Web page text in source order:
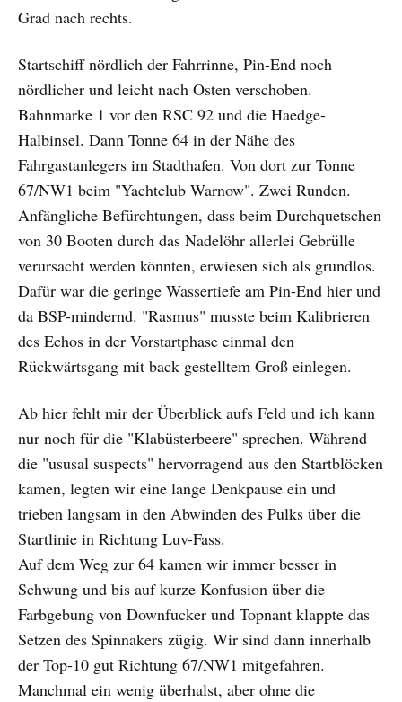
Grad nach rechts.
Startschiff nördlich der Fahrrinne, Pin-End noch
nördlicher und leicht nach Osten verschoben.
Bahnmarke 1 vor den RSC 92 und die Haedge-
Halbinsel. Dann Tonne 64 in der Nähe des
Fahrgastanlegers im Stadthafen. Von dort zur Tonne
67/NW1 beim "Yachtclub Warnow". Zwei Runden.
Anfängliche Befürchtungen, dass beim Durchquetschen
von 30 Booten durch das Nadelöhr allerlei Gebrülle
verursacht werden könnten, erwiesen sich als grundlos.
Dafür war die geringe Wassertiefe am Pin-End hier und
da BSP-mindernd. "Rasmus" musste beim Kalibrieren
des Echos in der Vorstartphase einmal den
Rückwärtsgang mit back gestelltem Groß einlegen.
Ab hier fehlt mir der Überblick aufs Feld und ich kann
nur noch für die "Klabüsterbeere" sprechen. Während
die "ususal suspects" hervorragend aus den Startblöcken
kamen, legten wir eine lange Denkpause ein und
trieben langsam in den Abwinden des Pulks über die
Startlinie in Richtung Luv-Fass.
Auf dem Weg zur 64 kamen wir immer besser in
Schwung und bis auf kurze Konfusion über die
Farbgebung von Downfucker und Topnant klappte das
Setzen des Spinnakers zügig. Wir sind dann innerhalb
der Top-10 gut Richtung 67/NW1 mitgefahren.
Manchmal ein wenig überhalst, aber ohne die